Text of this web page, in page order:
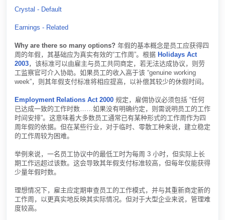
Crystal - Default
Earnings - Related
Why are there so many options? 年假的基本概念是员工应获得四
周的年假，其基础应为真实有效的“工作周”。根据 Holidays Act
2003，该标准可以由雇主与员工共同商定，若无法达成协议，则劳
工监察官可介入协助。如果员工的收入高于该 “genuine working
week”，则其年假支付标准将相应提高，以补偿其较少的休假时间。
Employment Relations Act 2000 规定，雇佣协议必须包括 “任何
已达成一致的工作时数……如果没有明确约定，则需说明员工的工作
时间安排”。这意味着大多数员工通常已有某种形式的工作周作为四
周年假的依据。但在某些行业，对于临时、零散工种来说，建立稳定
的工作周较为困难。
举例来说，一名员工协议中的最低工时为每周 3 小时，但实际上长
期工作远超过该数。这会导致其年假支付标准较高，但每年仅能获得
少量年假时数。
理想情况下，雇主应定期审查员工的工作模式，并与其重新商定新的
工作周，以更真实地反映其实际情况。但对于大型企业来说，管理难
度较高。